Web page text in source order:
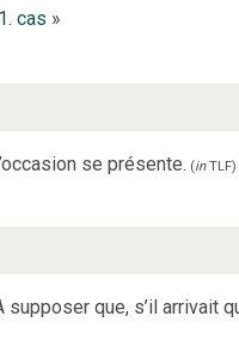
1. cas »
se présente. (inTLF)
supposer que, s’il arrivait